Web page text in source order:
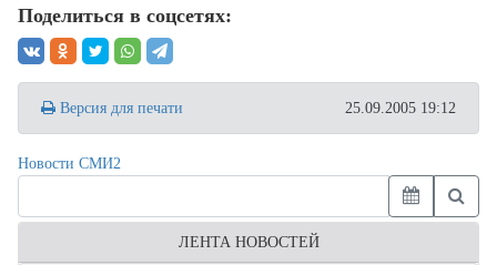
Поделиться в соцсетях:
Версия для печати 25.09.2005 19:12
Новости СМИ2
ЛЕНТА НОВОСТЕЙ